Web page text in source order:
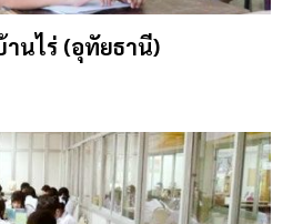
านไร่ (อุทัยธานี)